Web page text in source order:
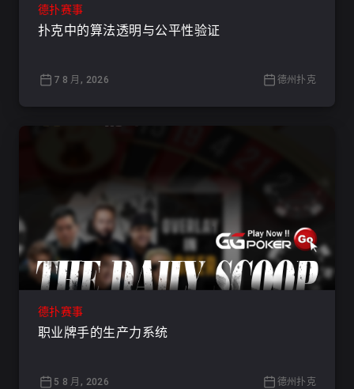
德扑赛事
扑克中的算法透明与公平性验证
7 8 月, 2026 德州扑克
德扑赛事
职业牌手的生产力系统
5 8 月, 2026 德州扑克